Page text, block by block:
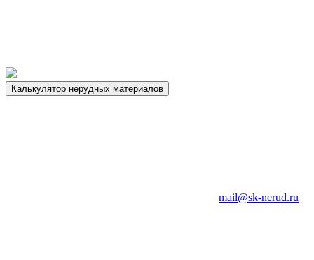
Калькулятор нерудных материалов
mail@sk-nerud.ru